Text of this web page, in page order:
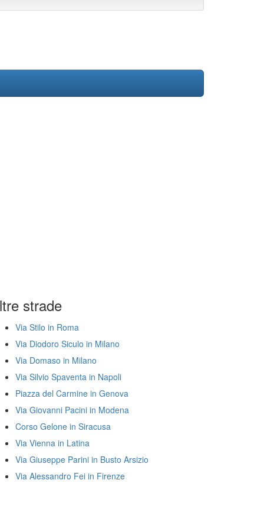
strade
Via Stilo in Roma
Via Diodoro Siculo in Milano
Via Domaso in Milano
Via Silvio Spaventa in Napoli
Piazza del Carmine in Genova
Via Giovanni Pacini in Modena
Corso Gelone in Siracusa
Via Vienna in Latina
Via Giuseppe Parini in Busto Arsizio
Via Alessandro Fei in Firenze